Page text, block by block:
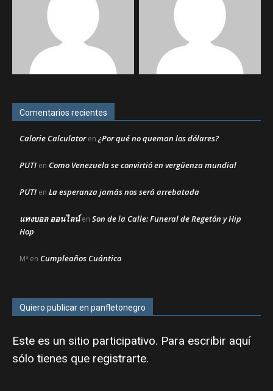
Comentarios recientes
Calorie Calculatoren¿Por qué no queman los dólares?
PUTI en Como Venezuela se convirtió en vergüenza mundial
PUTI en La esperanza jamás nos será arrebatada
แทงบอล ออนไลน์en Son de la Calle: Funeral de Regetón y Hip
Hop
Mª en Cumpleaños Cuántico
Quiero publicar en panfletonegro
Este es un sitio participativo. Para escribir aquí
sólo tienes que registrarte.